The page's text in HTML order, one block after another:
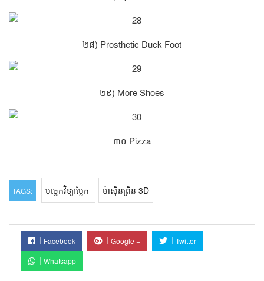
២៨) Prosthetic Duck Foot
២៩) More Shoes
៣០ Pizza
TAGS: បច្ចេកវិទ្យាប្លែក ម៉ាស៊ីនព្រីន 3D
Facebook Google +
Twitter
Whatsapp